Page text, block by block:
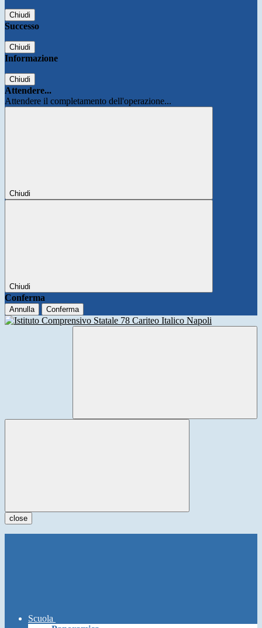
Chiudi
Successo
Chiudi
Informazione
Chiudi
Attendere...
Attendere il completamento dell'operazione...
Chiudi
Chiudi
Conferma
Annulla Conferma
close
Scuola